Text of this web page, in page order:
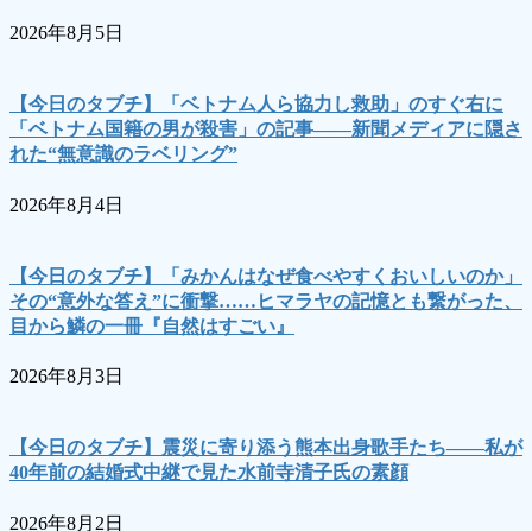
2026年8月5日
【今日のタブチ】「ベトナム人ら協力し救助」のすぐ右に
「ベトナム国籍の男が殺害」の記事――新聞メディアに隠さ
れた“無意識のラベリング”
2026年8月4日
【今日のタブチ】「みかんはなぜ食べやすくおいしいのか」
その“意外な答え”に衝撃……ヒマラヤの記憶とも繋がった、
目から鱗の一冊『自然はすごい』
2026年8月3日
【今日のタブチ】震災に寄り添う熊本出身歌手たち――私が
40年前の結婚式中継で見た水前寺清子氏の素顔
2026年8月2日